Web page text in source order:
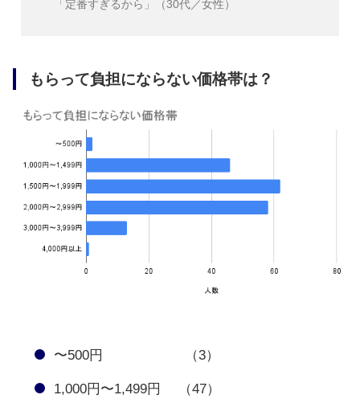
「定番すぎるから」（30代／女性）
もらって負担にならない価格帯は？
〜500円 （3）
1,000円〜1,499円 （47）